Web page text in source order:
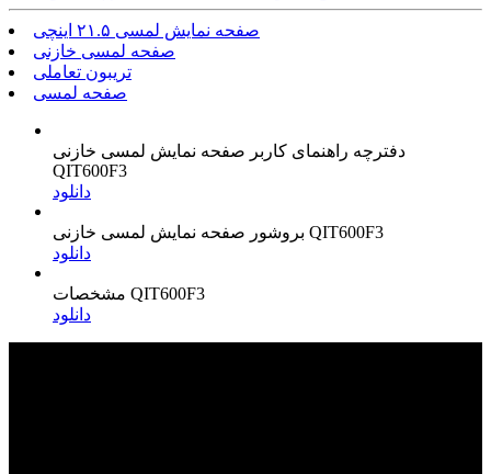
صفحه نمایش لمسی ۲۱.۵ اینچی
صفحه لمسی خازنی
تریبون تعاملی
صفحه لمسی
دفترچه راهنمای کاربر صفحه نمایش لمسی خازنی
QIT600F3
دانلود
بروشور صفحه نمایش لمسی خازنی QIT600F3
دانلود
مشخصات QIT600F3
دانلود